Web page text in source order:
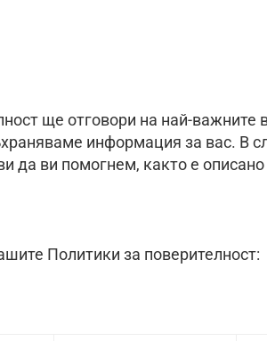
ще отговори на най-важните
информация за вас. В
да ви помогнем, както е описано
Политики за поверителност: